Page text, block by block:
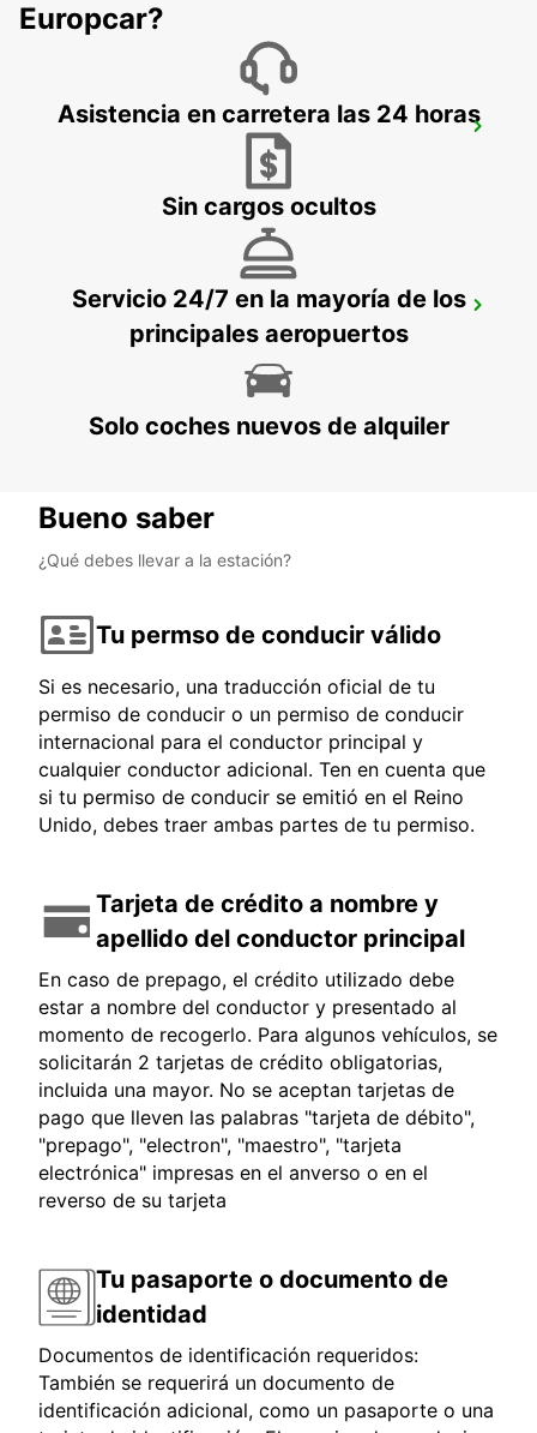
LIEJA
LIEGE - BELGIUM
Europcar?
Asistencia en carretera las 24 horas
Sin cargos ocultos
Servicio 24/7 en la mayoría de los
principales aeropuertos
Solo coches nuevos de alquiler
Bueno saber
¿Qué debes llevar a la estación?
Tu permso de conducir válido
Si es necesario, una traducción oficial de tu
permiso de conducir o un permiso de conducir
internacional para el conductor principal y
cualquier conductor adicional. Ten en cuenta que
si tu permiso de conducir se emitió en el Reino
Unido, debes traer ambas partes de tu permiso.
Tarjeta de crédito a nombre y
apellido del conductor principal
En caso de prepago, el crédito utilizado debe
estar a nombre del conductor y presentado al
momento de recogerlo. Para algunos vehículos, se
solicitarán 2 tarjetas de crédito obligatorias,
incluida una mayor. No se aceptan tarjetas de
pago que lleven las palabras "tarjeta de débito",
"prepago", "electron", "maestro", "tarjeta
electrónica" impresas en el anverso o en el
reverso de su tarjeta
Tu pasaporte o documento de
identidad
Documentos de identificación requeridos:
También se requerirá un documento de
identificación adicional, como un pasaporte o una